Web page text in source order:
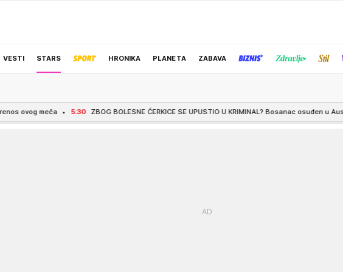
VESTI STARS HRONIKA PLANETA ZABAVA
5:30 ZBOG BOLESNE ĆERKICE SE UPUSTIO U KRIMINAL? Bosanac osuđen u Austriji zbog